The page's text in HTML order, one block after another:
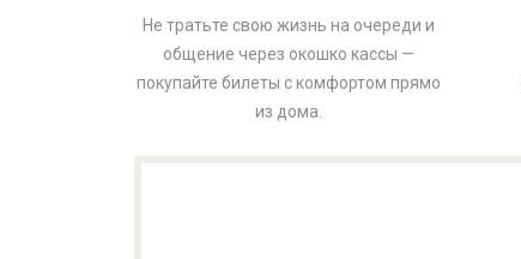
Не тратьте свою жизнь на очереди и
общение через окошко кассы —
покупайте билеты с комфортом прямо
из дома.